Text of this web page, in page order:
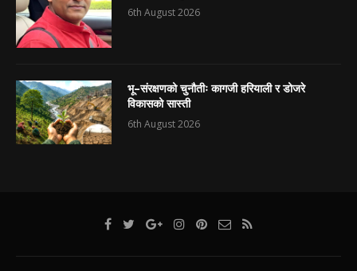
6th August 2026
भू–संरक्षणको चुनौतीः कागजी हरियाली र डोजरे
विकासको सास्ती
6th August 2026